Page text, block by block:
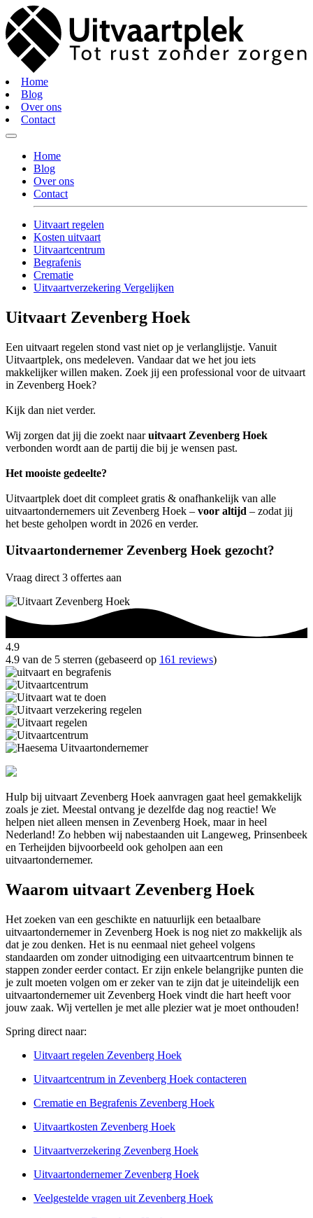
Home
Blog
Over ons
Contact
Home
Blog
Over ons
Contact
Uitvaart regelen
Kosten uitvaart
Uitvaartcentrum
Begrafenis
Crematie
Uitvaartverzekering Vergelijken
Uitvaart Zevenberg Hoek
Een uitvaart regelen stond vast niet op je verlanglijstje. Vanuit
Uitvaartplek, ons medeleven. Vandaar dat we het jou iets
makkelijker willen maken. Zoek jij een professional voor de uitvaart
in Zevenberg Hoek?
Kijk dan niet verder.
Wij zorgen dat jij die zoekt naaruitvaart Zevenberg Hoek
verbonden wordt aan de partij die bij je wensen past.
Het mooiste gedeelte?
Uitvaartplek doet dit compleet gratis & onafhankelijk van alle
uitvaartondernemers uit Zevenberg Hoek – voor altijd – zodat jij
het beste geholpen wordt in 2026 en verder.
Uitvaartondernemer Zevenberg Hoek gezocht?
Vraag direct 3 offertes aan
4.9
4.9 van de 5 sterren (gebaseerd op 161 reviews)
Hulp bij uitvaart Zevenberg Hoek aanvragen gaat heel gemakkelijk
zoals je ziet. Meestal ontvang je dezelfde dag nog reactie! We
helpen niet alleen mensen in Zevenberg Hoek, maar in heel
Nederland! Zo hebben wij nabestaanden uit Langeweg, Prinsenbeek
en Terheijden bijvoorbeeld ook geholpen aan een
uitvaartondernemer.
Waarom uitvaart Zevenberg Hoek
Het zoeken van een geschikte en natuurlijk een betaalbare
uitvaartondernemer in Zevenberg Hoek is nog niet zo makkelijk als
dat je zou denken. Het is nu eenmaal niet geheel volgens
standaarden om zonder uitnodiging een uitvaartcentrum binnen te
stappen zonder eerder contact. Er zijn enkele belangrijke punten die
je zult moeten volgen om er zeker van te zijn dat je uiteindelijk een
uitvaartondernemer uit Zevenberg Hoek vindt die hart heeft voor
jouw zaak. Wij vertellen je met alle plezier wat je moet onthouden!
Spring direct naar:
Uitvaart regelen Zevenberg Hoek
Uitvaartcentrum in Zevenberg Hoek contacteren
Crematie en Begrafenis Zevenberg Hoek
Uitvaartkosten Zevenberg Hoek
Uitvaartverzekering Zevenberg Hoek
Uitvaartondernemer Zevenberg Hoek
Veelgestelde vragen uit Zevenberg Hoek